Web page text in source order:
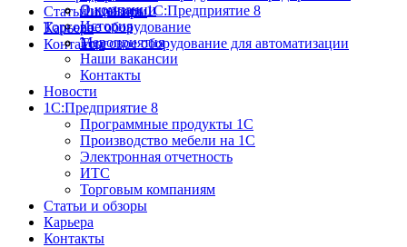
Статьи и обзоры
Карьера
Контакты
Лицензии 1С:Предприятие 8
Торговое оборудование
Торговое оборудование для автоматизации
О компании
История
Мероприятия
Наши вакансии
Контакты
Новости
1С:Предприятие 8
Программные продукты 1С
Производство мебели на 1С
Электронная отчетность
ИТС
Торговым компаниям
Статьи и обзоры
Карьера
Контакты